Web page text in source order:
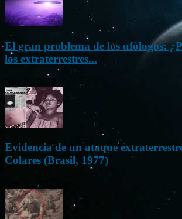
El gran problema de los ufólogos:
los extraterrestres...
Nov 26, 2012
Evidencia de un ataque
Colares (Brasil, 1977)
Ene 21, 2012